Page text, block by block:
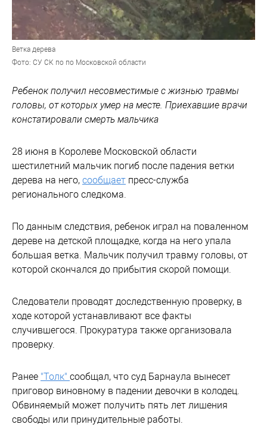
Ветка дерева
Фото: СУ СК по по Московской области
Ребенок получил несовместимые с жизнью травмы
головы, от которых умер на месте. Приехавшие врачи
констатировали смерть мальчика
28 июня в Королеве Московской области
шестилетний мальчик погиб после падения ветки
дерева на него, сообщает пресс-служба
регионального следкома.
По данным следствия, ребенок играл на поваленном
дереве на детской площадке, когда на него упала
большая ветка. Мальчик получил травму головы, от
которой скончался до прибытия скорой помощи.
Следователи проводят доследственную проверку, в
ходе которой устанавливают все факты
случившегося. Прокуратура также организовала
проверку.
Ранее "Толк" сообщал, что суд Барнаула вынесет
приговор виновному в падении девочки в колодец.
Обвиняемый может получить пять лет лишения
свободы или принудительные работы.